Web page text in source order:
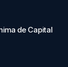
de Capital